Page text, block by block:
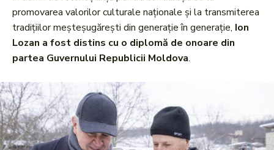
promovarea valorilor culturale naționale și la transmiterea
tradițiilor meșteșugărești din generație în generație, Ion
Lozan a fost distins cu o diplomă de onoare din
partea Guvernului Republicii Moldova.